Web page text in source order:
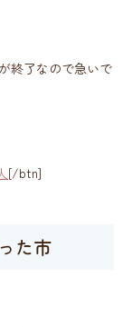
終了なので急いで
[/btn]
た市